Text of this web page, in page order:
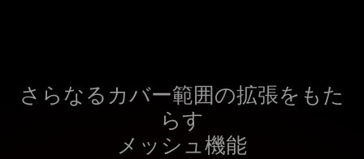
さらなるカバー範囲の拡張をもた
らす
メッシュ機能